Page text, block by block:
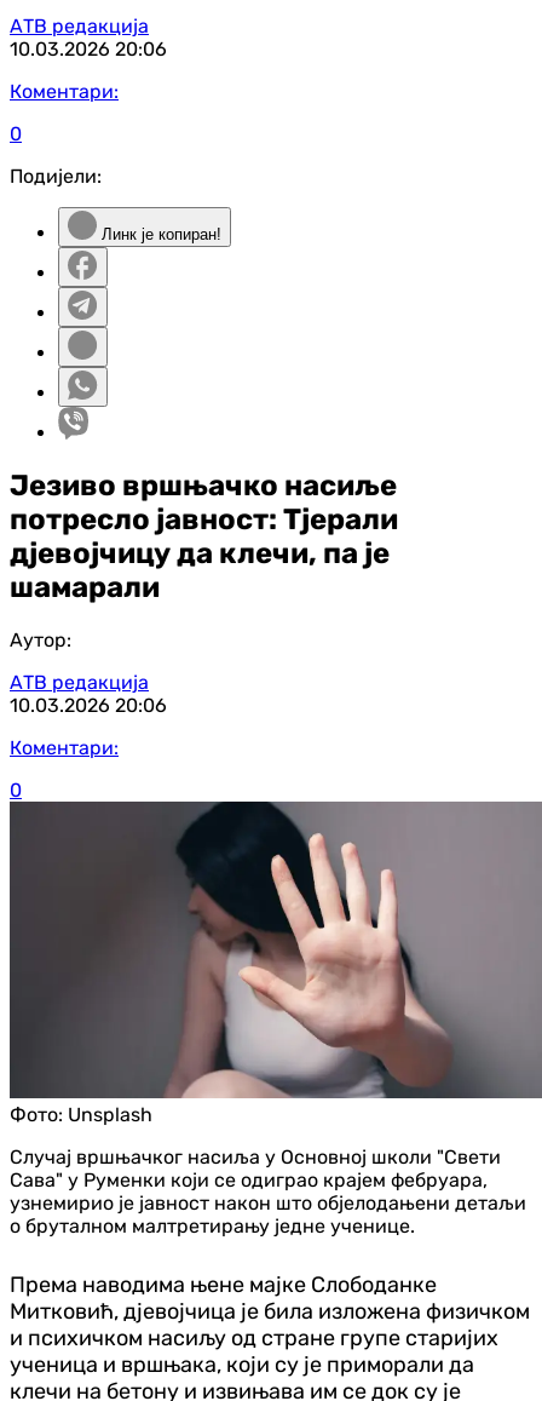
АТВ редакција
10.03.2026 20:06
Коментари:
0
Подијели:
Линк је копиран!
Језиво вршњачко насиље
потресло јавност: Тјерали
дјевојчицу да клечи, па је
шамарали
Аутор:
АТВ редакција
10.03.2026 20:06
Коментари:
0
Фото: Unsplash
Случај вршњачког насиља у Основној школи "Свети
Сава" у Руменки који се одиграо крајем фебруара,
узнемирио је јавност након што објелодањени детаљи
о бруталном малтретирању једне ученице.
Према наводима њене мајке Слободанке
Митковић, дјевојчица је била изложена физичком
и психичком насиљу од стране групе старијих
ученица и вршњака, који су је приморали да
клечи на бетону и извињава им се док су је